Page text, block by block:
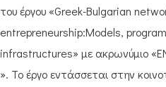
του έργου «Greek-Bulgarian
entrepreneurship:Models,
infrastructures» με ακρωνύμιο
». Το έργο εντάσσεται στην